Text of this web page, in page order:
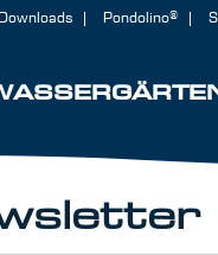
Pondolino®